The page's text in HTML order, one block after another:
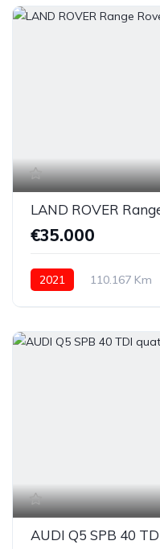
€35.000
2021 110.167 Km
AUDI Q5 SPB 40